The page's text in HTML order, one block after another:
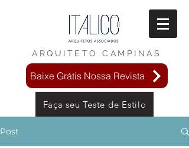
ARQUITETO CAMPINAS
Baixe Grátis Nossa Revista
Faça seu Teste de Estilo
Post